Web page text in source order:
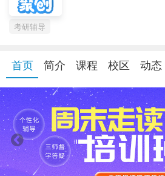
考研辅导
首页 简介 课程 校区 动态